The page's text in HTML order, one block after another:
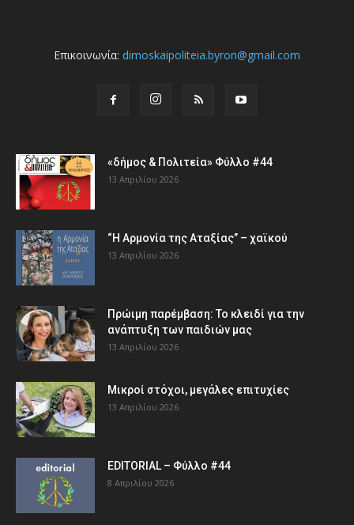
Επικοινωνία: dimoskaipoliteia.byron@gmail.com
«δήμος & Πολιτεία» Φύλλο #44
13 Απριλίου 2026
“Η Αρμονία της Αταξίας” – χαϊκού
13 Απριλίου 2026
Πρώιμη παρέμβαση: Το κλειδί για την
ανάπτυξη των παιδιών µας
13 Απριλίου 2026
Μικροί στόχοι, μεγάλες επιτυχίες
13 Απριλίου 2026
EDITORIAL – Φύλλο #44
8 Απριλίου 2026